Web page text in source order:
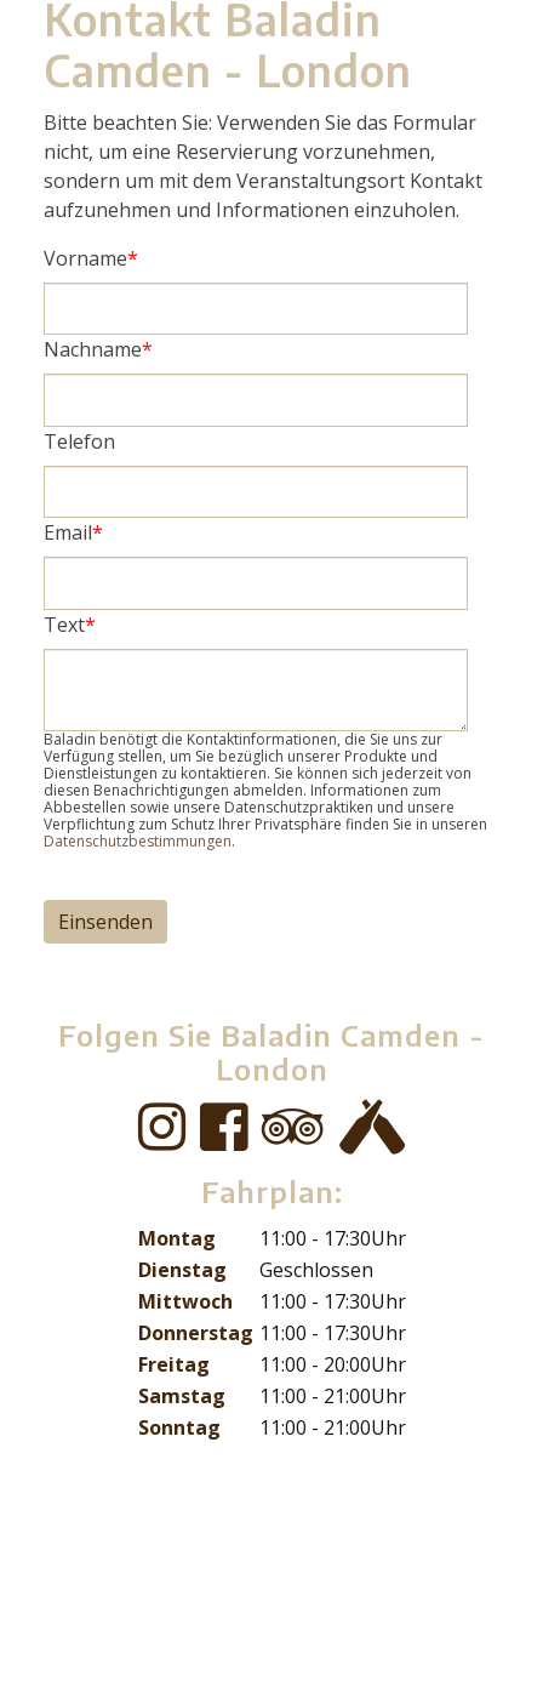
Kontakt Baladin
Camden - London
Bitte beachten Sie: Verwenden Sie das Formular
nicht, um eine Reservierung vorzunehmen,
sondern um mit dem Veranstaltungsort Kontakt
aufzunehmen und Informationen einzuholen.
Vorname*
Nachname*
Telefon
Email*
Text*
Baladin benötigt die Kontaktinformationen, die Sie uns zur
Verfügung stellen, um Sie bezüglich unserer Produkte und
Dienstleistungen zu kontaktieren. Sie können sich jederzeit von
diesen Benachrichtigungen abmelden. Informationen zum
Abbestellen sowie unsere Datenschutzpraktiken und unsere
Verpflichtung zum Schutz Ihrer Privatsphäre finden Sie in unseren
Datenschutzbestimmungen.
Folgen Sie Baladin Camden -
London
Fahrplan:
Montag
11:00 - 17:30Uhr
Dienstag
Geschlossen
Mittwoch
11:00 - 17:30Uhr
Donnerstag 11:00 - 17:30Uhr
Freitag
11:00 - 20:00Uhr
Samstag
11:00 - 21:00Uhr
Sonntag
11:00 - 21:00Uhr